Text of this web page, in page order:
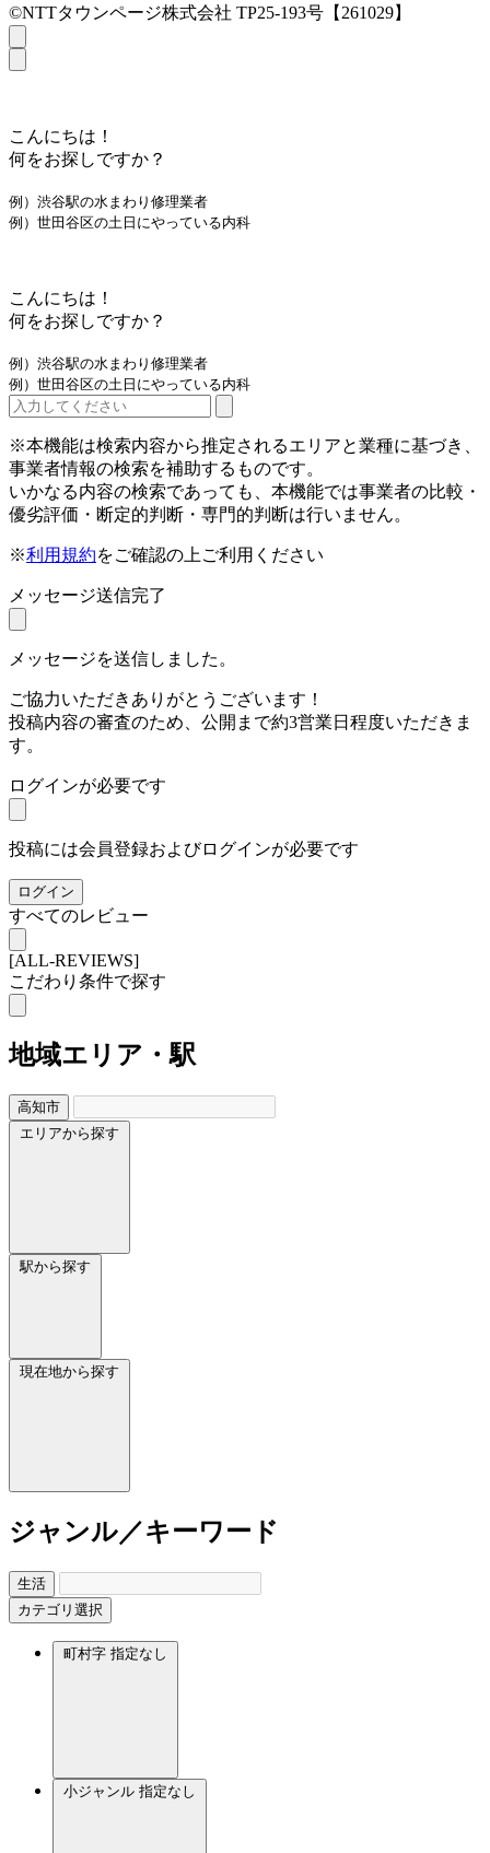
©NTTタウンページ株式会社 TP25-193号【261029】
こんにちは！
何をお探しですか？
例）渋谷駅の水まわり修理業者
例）世田谷区の土日にやっている内科
こんにちは！
何をお探しですか？
例）渋谷駅の水まわり修理業者
例）世田谷区の土日にやっている内科
※本機能は検索内容から推定されるエリアと業種に基づき、
事業者情報の検索を補助するものです。
いかなる内容の検索であっても、本機能では事業者の比較・
優劣評価・断定的判断・専門的判断は行いません。
※利用規約をご確認の上ご利用ください
メッセージ送信完了
メッセージを送信しました。
ご協力いただきありがとうございます！
投稿内容の審査のため、公開まで約3営業日程度いただきま
す。
ログインが必要です
投稿には会員登録およびログインが必要です
ログイン
すべてのレビュー
[ALL-REVIEWS]
こだわり条件で探す
地域エリア・駅
高知市
エリアから探す
駅から探す
現在地から探す
ジャンル／キーワード
生活
カテゴリ選択
町村字 指定なし
小ジャンル 指定なし